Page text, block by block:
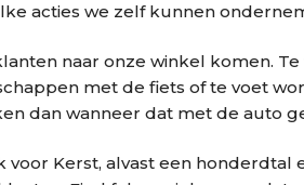
acties we zelf kunnen
naar onze winkel komen.
met de fiets of te voet
dan wanneer dat met de auto
Kerst, alvast een honderdtal